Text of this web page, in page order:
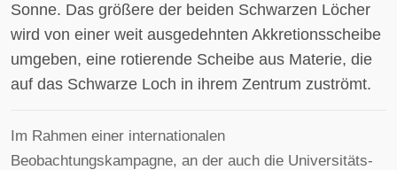
Sonne. Das größere der beiden Schwarzen Löcher
wird von einer weit ausgedehnten Akkretionsscheibe
umgeben, eine rotierende Scheibe aus Materie, die
auf das Schwarze Loch in ihrem Zentrum zuströmt.
Im Rahmen einer internationalen
Beobachtungskampagne, an der auch die Universitäts-